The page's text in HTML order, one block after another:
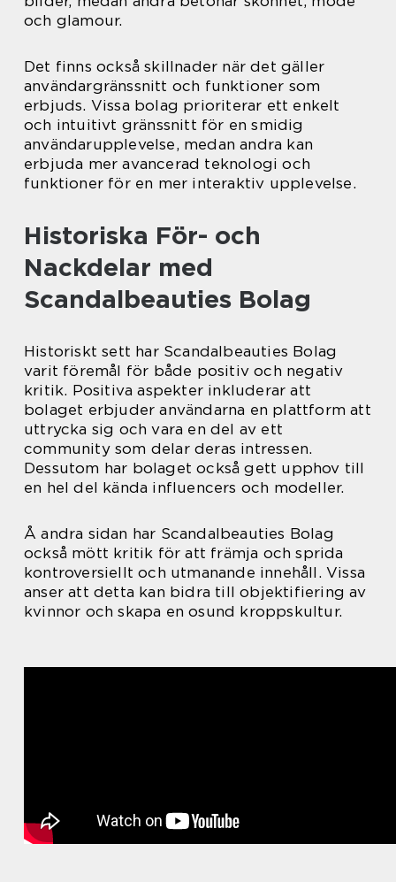
och glamour.
Det finns också skillnader när det gäller
användargränssnitt och funktioner som
erbjuds. Vissa bolag prioriterar ett enkelt
och intuitivt gränssnitt för en smidig
användarupplevelse, medan andra kan
erbjuda mer avancerad teknologi och
funktioner för en mer interaktiv upplevelse.
Historiska För- och
Nackdelar med
Scandalbeauties Bolag
Historiskt sett har Scandalbeauties Bolag
varit föremål för både positiv och negativ
kritik. Positiva aspekter inkluderar att
bolaget erbjuder användarna en plattform att
uttrycka sig och vara en del av ett
community som delar deras intressen.
Dessutom har bolaget också gett upphov till
en hel del kända influencers och modeller.
Å andra sidan har Scandalbeauties Bolag
också mött kritik för att främja och sprida
kontroversiellt och utmanande innehåll. Vissa
anser att detta kan bidra till objektifiering av
kvinnor och skapa en osund kroppskultur.